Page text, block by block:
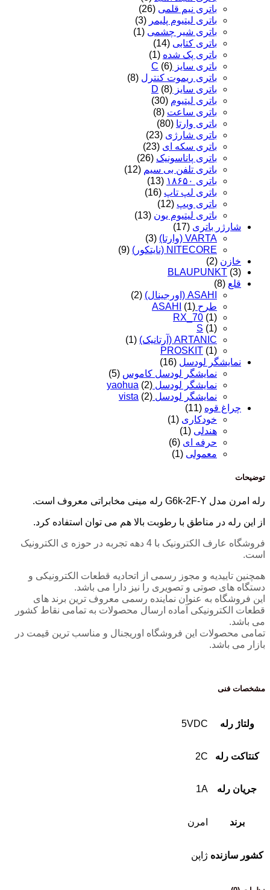
باتری نیم قلمی (26)
باتری لیتیوم پلیمر (3)
باتری شیر چشمی (1)
باتری کتابی (14)
باتری پک شده (1)
باتری سایز C (6)
باتری ریموت کنترل (8)
باتری سایز D (8)
باتری لیتیوم (30)
باتری ساعت (8)
باتری وارتا (80)
باتری شارژی (23)
باتری سکه ای (23)
باتری پاناسونیک (26)
باتری تلفن بی سیم (12)
باتری ۱۸۶۵۰
(13)
باتری لپ تاپ (16)
باتری ویپ (12)
باتری لیتیوم یون (13)
شارژر باتری (17)
VARTA (وارتا)
(3)
NITECORE (نایتکور)
(9)
خازن (2)
BLAUPUNKT (3)
قلع (8)
ASAHI (اورجینال)
(2)
طرح ASAHI (1)
RX_70 (1)
S (1)
ARTANIC (آرتانیک)
(1)
PROSKIT (1)
نمایشگر لودسل (16)
نمایشگر لودسل کاموس (5)
نمایشگر لودسل yaohua (2)
نمایشگر لودسل vista (2)
چراغ قوه (11)
خودکاری (1)
هندلی (1)
حرفه ای (6)
معمولی (1)
توضیحات
رله امرن مدل G6k-2F-Y رله مینی مخابراتی معروف است.
از این رله در مناطق با رطوبت بالا هم می توان استفاده کرد.
فروشگاه عارف الکترونیک با 4 دهه تجربه در حوزه ی الکترونیک
است.
همچنین تاییدیه و مجوز رسمی از اتحادیه قطعات الکترونیکی و
دستگاه های صوتی و تصویری را نیز دارا می باشد.
این فروشگاه به عنوان نماینده رسمی معروف ترین برند های
قطعات الکترونیکی آماده ارسال محصولات به تمامی نقاط کشور
می باشد.
تمامی محصولات این فروشگاه اوریجنال و مناسب ترین قیمت در
بازار می باشد.
مشخصات فنی
ولتاژ رله 5VDC
کنتاکت رله 2C
جریان رله 1A
برند امرن
کشور سازنده ژاپن